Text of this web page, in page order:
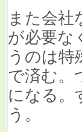
また会
が必要な
うのは特
で済む。
になる。
う。